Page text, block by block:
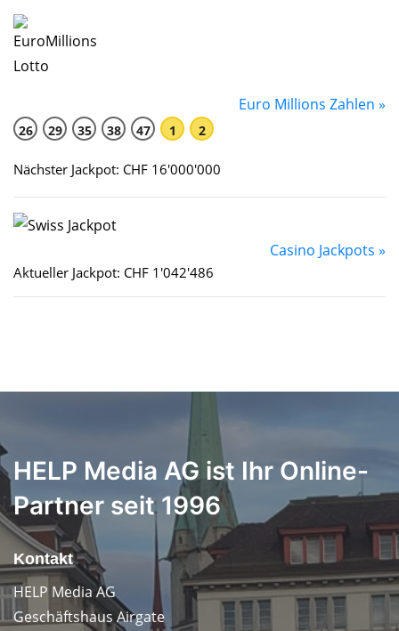
Euro Millions Zahlen »
26 29 35 38 47 1 2
Nächster Jackpot: CHF 16'000'000
Casino Jackpots »
Aktueller Jackpot: CHF 1'042'486
HELP Media AG ist Ihr Online-
Partner seit 1996
Kontakt
HELP Media AG
Geschäftshaus Airgate